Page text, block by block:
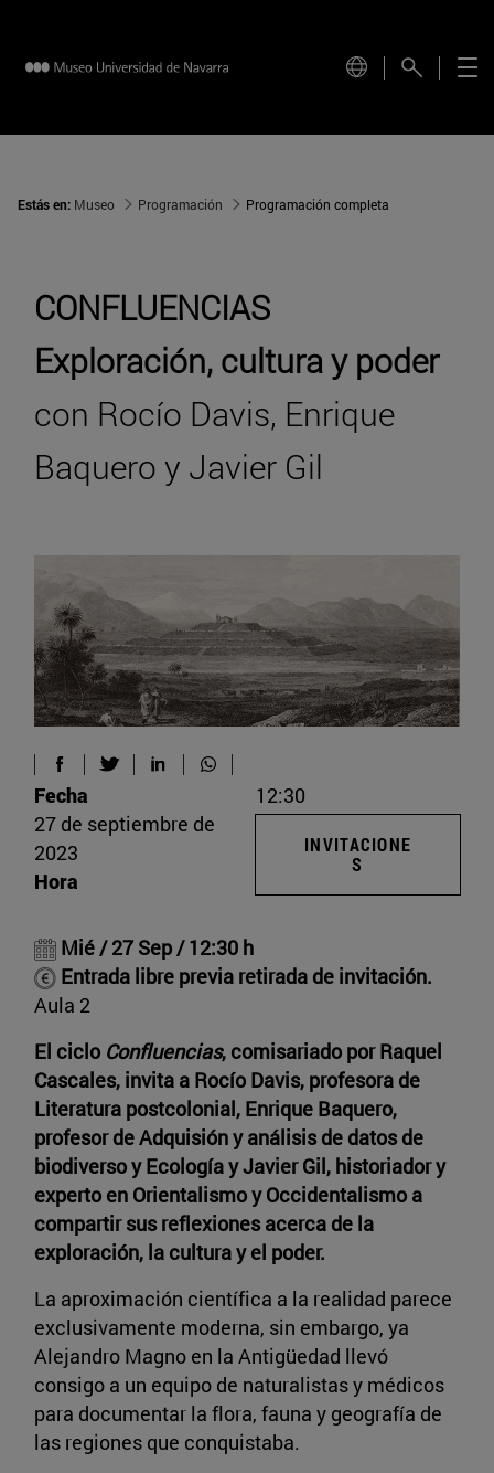
Estás en: Museo Programación Programación completa
CONFLUENCIAS
Exploración, cultura y poder
con Rocío Davis, Enrique
Baquero y Javier Gil
Mié / 27 Sep / 12:30 h
Entrada libre previa retirada de invitación.
Aula 2
El ciclo Confluencias, comisariado por Raquel
Cascales, invita a Rocío Davis, profesora de
Literatura postcolonial, Enrique Baquero,
profesor de Adquisión y análisis de datos de
biodiverso y Ecología y Javier Gil, historiador y
experto en Orientalismo y Occidentalismo a
compartir sus reflexiones acerca de la
exploración, la cultura y el poder.
La aproximación científica a la realidad parece
exclusivamente moderna, sin embargo, ya
Alejandro Magno en la Antigüedad llevó
consigo a un equipo de naturalistas y médicos
para documentar la flora, fauna y geografía de
las regiones que conquistaba.
Fecha
27 de septiembre de
2023
Hora
12:30
INVITACIONE
S